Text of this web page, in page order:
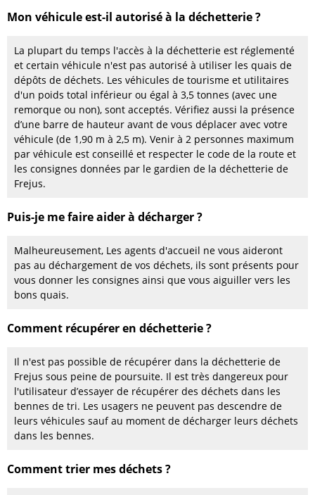
Mon véhicule est-il autorisé à la déchetterie ?
La plupart du temps l'accès à la déchetterie est réglementé
et certain véhicule n'est pas autorisé à utiliser les quais de
dépôts de déchets. Les véhicules de tourisme et utilitaires
d'un poids total inférieur ou égal à 3,5 tonnes (avec une
remorque ou non), sont acceptés. Vérifiez aussi la présence
d’une barre de hauteur avant de vous déplacer avec votre
véhicule (de 1,90 m à 2,5 m). Venir à 2 personnes maximum
par véhicule est conseillé et respecter le code de la route et
les consignes données par le gardien de la déchetterie de
Frejus.
Puis-je me faire aider à décharger ?
Malheureusement, Les agents d'accueil ne vous aideront
pas au déchargement de vos déchets, ils sont présents pour
vous donner les consignes ainsi que vous aiguiller vers les
bons quais.
Comment récupérer en déchetterie ?
Il n'est pas possible de récupérer dans la déchetterie de
Frejus sous peine de poursuite. Il est très dangereux pour
l'utilisateur d’essayer de récupérer des déchets dans les
bennes de tri. Les usagers ne peuvent pas descendre de
leurs véhicules sauf au moment de décharger leurs déchets
dans les bennes.
Comment trier mes déchets ?